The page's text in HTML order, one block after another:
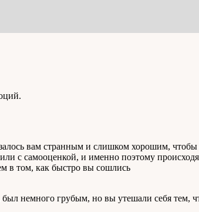
вам странным и слишком хорошим, чтобы
с самооценкой, и именно поэтому
в том, как быстро вы сошлись
немного грубым, но вы утешали себя тем,